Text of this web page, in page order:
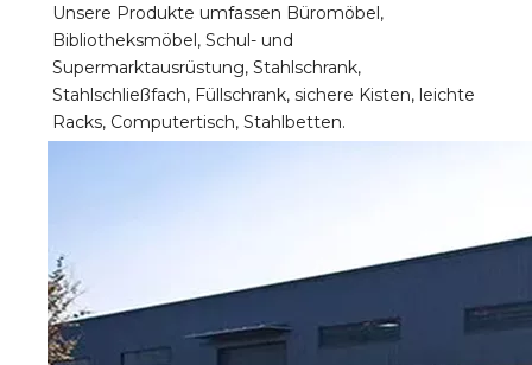
Unsere Produkte umfassen Büromöbel,
Bibliotheksmöbel, Schul- und
Supermarktausrüstung, Stahlschrank,
Stahlschließfach, Füllschrank, sichere Kisten, leichte
Racks, Computertisch, Stahlbetten.